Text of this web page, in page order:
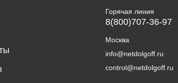
Горячая линия
8(800)707-36-97
Москва
info@netdolgoff.ru
control@netdolgoff.ru